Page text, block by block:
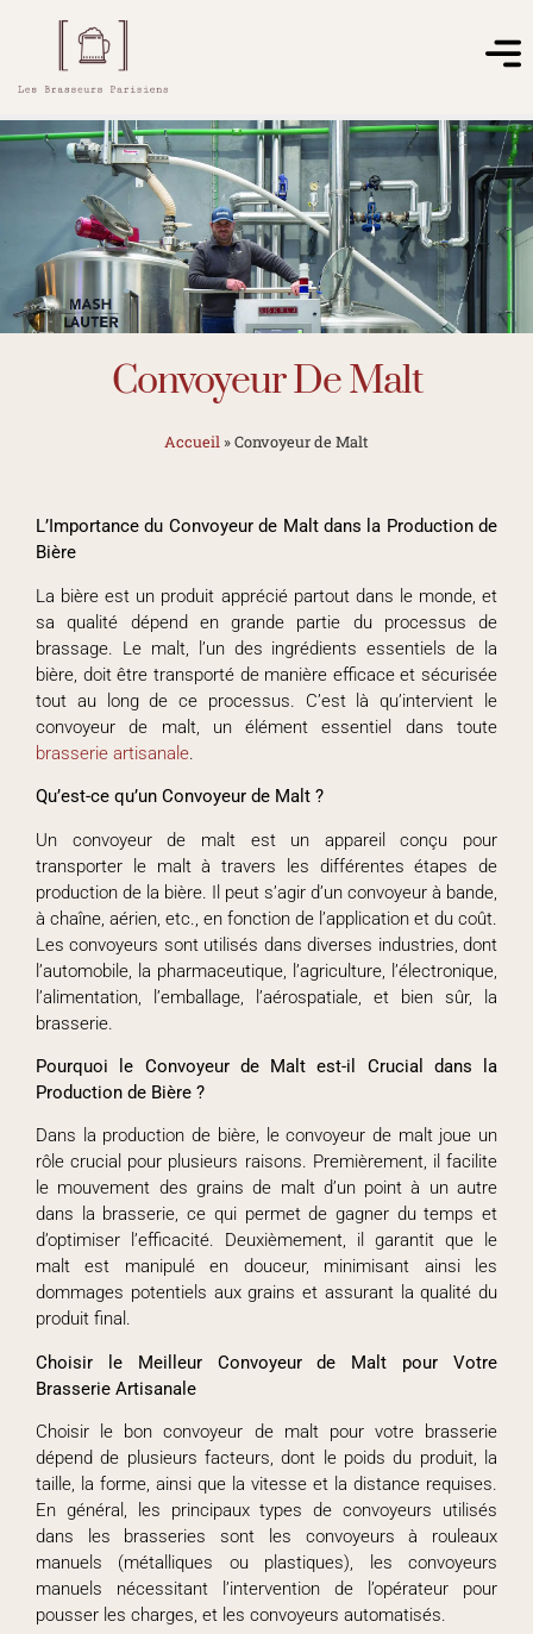
Convoyeur De Malt
Accueil »Convoyeur de Malt
L’Importance du Convoyeur de Malt dans la Production de
Bière
La bière est un produit apprécié partout dans le monde, et
sa qualité dépend en grande partie du processus de
brassage. Le malt, l’un des ingrédients essentiels de la
bière, doit être transporté de manière efficace et sécurisée
tout au long de ce processus. C’est là qu’intervient le
convoyeur de malt, un élément essentiel dans toute
brasserie artisanale.
Qu’est-ce qu’un Convoyeur de Malt ?
Un convoyeur de malt est un appareil conçu pour
transporter le malt à travers les différentes étapes de
production de la bière. Il peut s’agir d’un convoyeur à bande,
à chaîne, aérien, etc., en fonction de l’application et du coût.
Les convoyeurs sont utilisés dans diverses industries, dont
l’automobile, la pharmaceutique, l’agriculture, l’électronique,
l’alimentation, l’emballage, l’aérospatiale, et bien sûr, la
brasserie.
Pourquoi le Convoyeur de Malt est-il Crucial dans la
Production de Bière ?
Dans la production de bière, le convoyeur de malt joue un
rôle crucial pour plusieurs raisons. Premièrement, il facilite
le mouvement des grains de malt d’un point à un autre
dans la brasserie, ce qui permet de gagner du temps et
d’optimiser l’efficacité. Deuxièmement, il garantit que le
malt est manipulé en douceur, minimisant ainsi les
dommages potentiels aux grains et assurant la qualité du
produit final.
Choisir le Meilleur Convoyeur de Malt pour Votre
Brasserie Artisanale
Choisir le bon convoyeur de malt pour votre brasserie
dépend de plusieurs facteurs, dont le poids du produit, la
taille, la forme, ainsi que la vitesse et la distance requises.
En général, les principaux types de convoyeurs utilisés
dans les brasseries sont les convoyeurs à rouleaux
manuels (métalliques ou plastiques), les convoyeurs
manuels nécessitant l’intervention de l’opérateur pour
pousser les charges, et les convoyeurs automatisés.